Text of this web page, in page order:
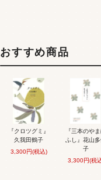
おすすめ商品
『クロツグミ』
久我田鶴子
3,300円(税込)
『三本のや
ふし』花山
子
3,300円(税